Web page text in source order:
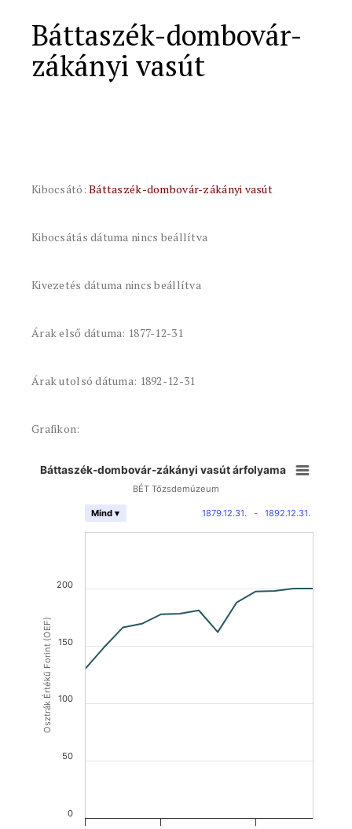
Báttaszék-dombovár-
zákányi vasút
Kibocsátó:Báttaszék-dombovár-zákányi vasút
Kibocsátás dátuma nincs beállítva
Kivezetés dátuma nincs beállítva
Árak első dátuma: 1877-12-31
Árak utolsó dátuma: 1892-12-31
Grafikon:
Osztrák Értékű Forint (OEF)
Báttaszék-dombovár-zákányi vasút árfolyama
BÉT Tőzsdemúzeum
1879.12.31. - 1892.12.31.
Mind ▾
0
50
100
150
200